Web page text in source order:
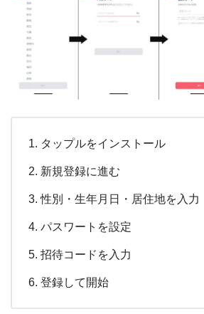
タップルをインストール
新規登録に進む
性別・生年月日・居住地を入力
パスワートを設定
招待コードを入力
登録して開始